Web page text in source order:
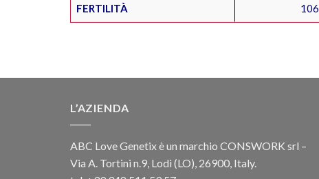
FERTILITÀ 106
L’AZIENDA
ABC Love Genetix è un marchio CONSWORK srl –
Via A. Tortini n.9, Lodi (LO), 26900, Italy.